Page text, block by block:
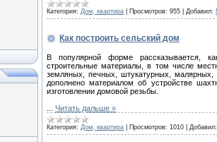
Категория: Дом, квартира Просмотров: 955 Добавил:
Как построить сельский дом
В популярной форме рассказывается,
строительные материалы, в том числе
земляных, печных, штукатурных, малярных,
дополнено материалом об устройстве
изготовлении домовой резьбы.
Читать дальше »
Категория: Дом, квартира Просмотров: 1010 Добавил: